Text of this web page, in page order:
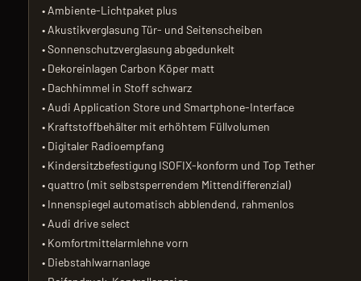
• Ambiente-Lichtpaket plus
• Akustikverglasung Tür- und Seitenscheiben
• Sonnenschutzverglasung abgedunkelt
• Dekoreinlagen Carbon Köper matt
• Dachhimmel in Stoff schwarz
• Audi Application Store und Smartphone-Interface
• Kraftstoffbehälter mit erhöhtem Füllvolumen
• Digitaler Radioempfang
• Kindersitzbefestigung ISOFIX-konform und Top Tether
• quattro (mit selbstsperrendem Mittendifferenzial)
• Innenspiegel automatisch abblendend, rahmenlos
• Audi drive select
• Komfortmittelarmlehne vorn
• Diebstahlwarnanlage